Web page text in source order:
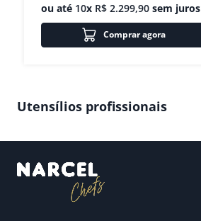
ou até 10x R$ 2.299,90 sem juros
Comprar agora
Utensílios profissionais